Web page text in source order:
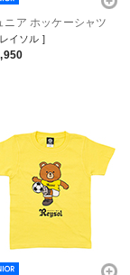
ニア ホッケーシャツ
イソル ]